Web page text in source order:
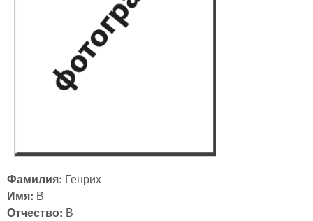
Фамилия: Генрих
Имя: В
Отчество: В